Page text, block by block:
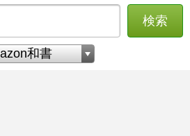
検索